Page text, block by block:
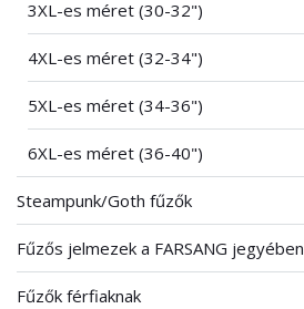
3XL-es méret (30-32")
4XL-es méret (32-34")
5XL-es méret (34-36")
6XL-es méret (36-40")
Steampunk/Goth fűzők
Fűzős jelmezek a FARSANG jegyében
Fűzők férfiaknak